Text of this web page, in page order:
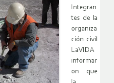
Integran
tes de la
organiza
ción civil
LaVIDA
informar
on que